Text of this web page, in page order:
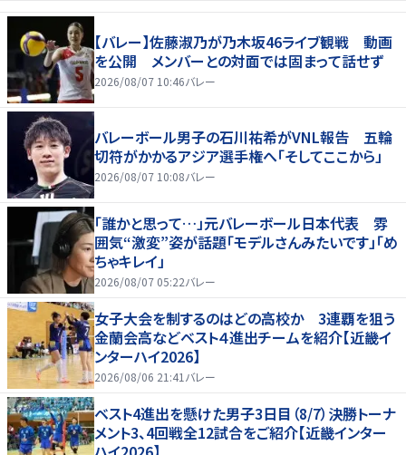
【バレー】佐藤淑乃が乃木坂46ライブ観戦 動画
を公開 メンバーとの対面では固まって話せず
2026/08/07 10:46バレー
バレーボール男子の石川祐希がVNL報告 五輪
切符がかかるアジア選手権へ「そしてここから」
2026/08/07 10:08バレー
「誰かと思って…」元バレーボール日本代表 雰
囲気“激変”姿が話題「モデルさんみたいです」「め
ちゃキレイ」
2026/08/07 05:22バレー
女子大会を制するのはどの高校か 3連覇を狙う
金蘭会高などベスト４進出チームを紹介【近畿イ
ンターハイ2026】
2026/08/06 21:41 バレー
ベスト4進出を懸けた男子3日目（8/7）決勝トーナ
メント3、4回戦全12試合をご紹介【近畿インター